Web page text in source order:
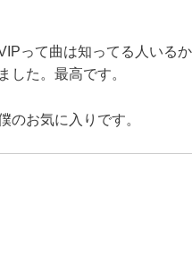
って曲は知ってる人いる
した。最高です。
のお気に入りです。